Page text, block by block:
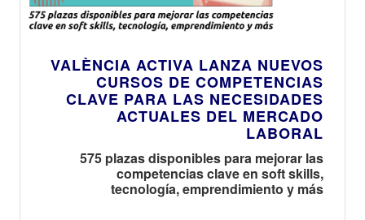
VALÈNCIA ACTIVA LANZA NUEVOS
CURSOS DE COMPETENCIAS
CLAVE PARA LAS NECESIDADES
ACTUALES DEL MERCADO
LABORAL
575 plazas disponibles para mejorar las
competencias clave en soft skills,
tecnología, emprendimiento y más